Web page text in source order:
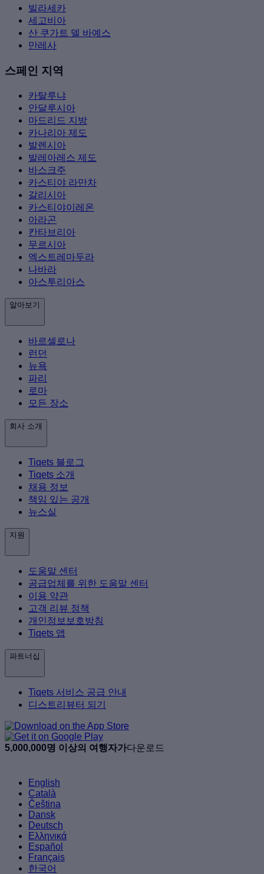
빌라세카
세고비아
산 쿠가트 델 바예스
만레사
스페인 지역
카탈루냐
안달루시아
마드리드 지방
카나리아 제도
발렌시아
발레아레스 제도
바스크주
카스티야 라만차
갈리시아
카스티야이레온
아라곤
칸타브리아
무르시아
엑스트레마두라
나바라
아스투리아스
알아보기
바르셀로나
런던
뉴욕
파리
로마
모든 장소
회사 소개
Tiqets 블로그
Tiqets 소개
채용 정보
책임 있는 공개
뉴스실
지원
도움말 센터
공급업체를 위한 도움말 센터
이용 약관
고객 리뷰 정책
개인정보보호방침
Tiqets 앱
파트너십
Tiqets 서비스 공급 안내
디스트리뷰터 되기
5,000,000명 이상의 여행자가다운로드
English
Català
Čeština
Dansk
Deutsch
Ελληνικά
Español
Français
한국어